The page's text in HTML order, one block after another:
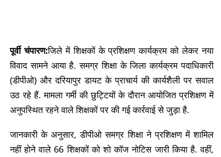
पूर्वी चंपारण:जिले में शिक्षकों के प्रशिक्षण कार्यक्रम को लेकर नया
विवाद सामने आया है. समग्र शिक्षा के जिला कार्यक्रम पदाधिकारी
(डीपीओ) और दरियापुर डायट के प्राचार्य की कार्यशैली पर सवाल
उठ रहे हैं. मामला गर्मी की छुट्टियों के दौरान आयोजित प्रशिक्षण में
अनुपस्थित रहने वाले शिक्षकों पर की गई कार्रवाई से जुड़ा है.
जानकारी के अनुसार, डीपीओ समग्र शिक्षा ने प्रशिक्षण में शामिल
नहीं होने वाले 66 शिक्षकों को शो कॉज नोटिस जारी किया है. वहीं,